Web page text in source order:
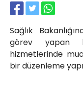
Sağlık
görev yapan
hizmetlerinde
bir düzenleme